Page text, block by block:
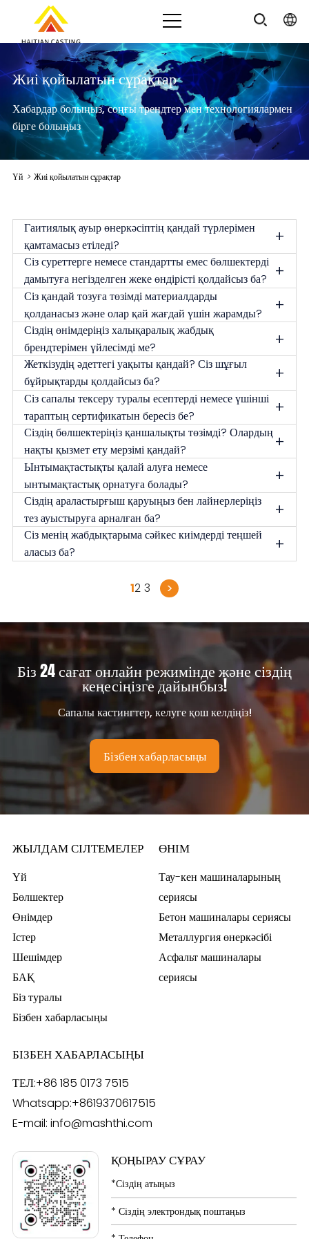
Жиі қойылатын сұрақтар
Хабардар болыңыз, соңғы трендтер мен технологиялармен
бірге болыңыз
Үй > Жиі қойылатын сұрақтар
Гаитиялық ауыр өнеркәсіптің қандай түрлерімен
қамтамасыз етіледі?
+
Сіз суреттерге немесе стандартты емес бөлшектерді
дамытуға негізделген жеке өндірісті қолдайсыз ба?
+
Сіз қандай тозуға төзімді материалдарды
қолданасыз және олар қай жағдай үшін жарамды?
+
Сіздің өнімдеріңіз халықаралық жабдық
брендтерімен үйлесімді ме?
+
Жеткізудің әдеттегі уақыты қандай? Сіз шұғыл
бұйрықтарды қолдайсыз ба?
+
Сіз сапалы тексеру туралы есептерді немесе үшінші
тараптың сертификатын бересіз бе?
+
Сіздің бөлшектеріңіз қаншалықты төзімді? Олардың
нақты қызмет ету мерзімі қандай?
+
Ынтымақтастықты қалай алуға немесе
ынтымақтастық орнатуға болады?
+
Сіздің араластырғыш қаруыңыз бен лайнерлеріңіз
тез ауыстыруға арналған ба?
+
Сіз менің жабдықтарыма сәйкес киімдерді теңшей
аласыз ба?
+
12 3 >
Біз 24 сағат онлайн режимінде және сіздің
кеңесіңізге дайынбыз!
Сапалы кастингтер, келуге қош келдіңіз!
Бізбен хабарласыңы
ЖЫЛДАМ СІЛТЕМЕЛЕР
Үй
Бөлшектер
Өнімдер
Істер
Шешімдер
БАҚ
Біз туралы
Бізбен хабарласыңы
ӨНІМ
Тау-кен машиналарының
сериясы
Бетон машиналары сериясы
Металлургия өнеркәсібі
Асфальт машиналары
сериясы
БІЗБЕН ХАБАРЛАСЫҢЫ
ТЕЛ:+86 185 0173 7515
Whatsapp:+8619370617515
E-mail: info@mashthi.com
ҚОҢЫРАУ СҰРАУ